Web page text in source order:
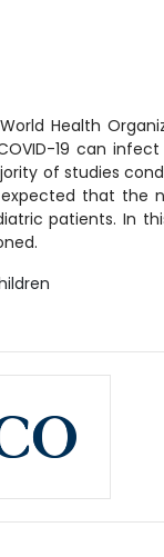
Health
19 can
of studies
that the
patients. In